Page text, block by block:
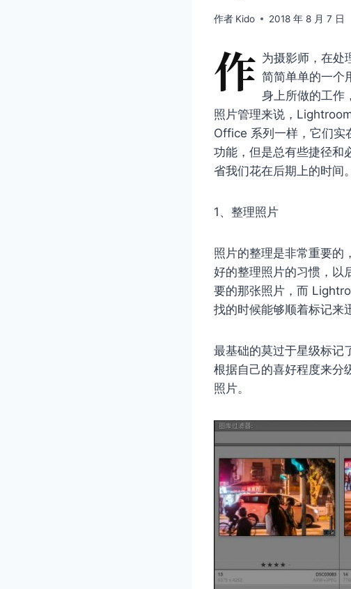
作者 Kido 2018 年 8 月 7 日
作 为摄影师，在处
简简单单的一个
身上所做的工作
照片管理来说，
Office 系列一样，它们实
功能，但是总有些捷径和
省我们花在后期上的时间。
1、整理照片
照片的整理是非常重要的
好的整理照片的习惯，以
要的那张照片，而
找的时候能够顺着标记来
最基础的莫过于星级标记
根据自己的喜好程度来分
照片。